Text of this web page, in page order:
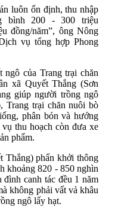
luôn ổn định, thu nhập
bình 200 - 300 triệu
đồng/năm”, ông Nông
vụ tổng hợp Phong
của Trang trại chăn
xã Quyết Thắng (Sơn
giúp người trồng ngô
Trang trại chăn nuôi bò
phân bón và hướng
thu hoạch còn đưa xe
phẩm.
Thắng) phấn khởi thông
khoảng 820 - 850 nghìn
đình canh tác đều 1 năm
không phải vất vả khâu
ngô lấy hạt.